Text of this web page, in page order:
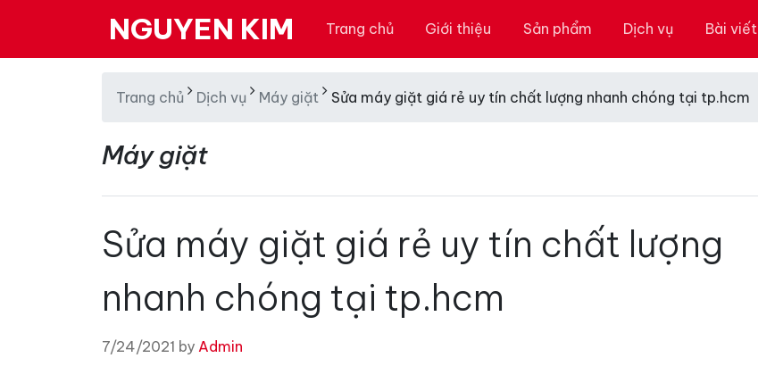
NGUYEN KIM Trang chủ Giới thiệu Sản phẩm Dịch vụ Bài viết
Trang chủ Dịch vụ Máy giặt Sửa máy giặt giá rẻ uy tín chất lượng nhanh chóng tại tp.hcm
Máy giặt
Sửa máy giặt giá rẻ uy tín chất lượng
nhanh chóng tại tp.hcm
7/24/2021 by Admin